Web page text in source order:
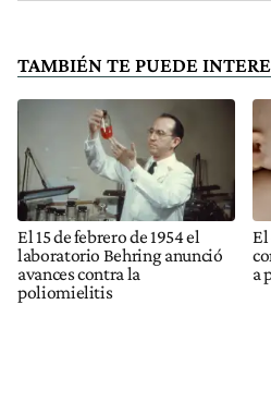
TAMBIÉN TE PUEDE
El 15 de febrero de 1954 el
laboratorio Behring anunció
avances contra la
poliomielitis
El
a